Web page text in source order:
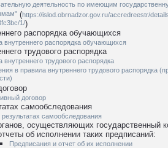
деятельность по имеющим
(https://islod.obrnadzor.gov.ru/accredreestr/
1/)
распорядка обучающихся
внутреннего распорядка обучающихся
трудового распорядка
внутреннего трудового распорядка
в правила внутреннего трудового распорядка
договор
самообследования
самообследования
осуществляющих государственный
об исполнении таких предписаний:
Предписания и отчет об их исполнении